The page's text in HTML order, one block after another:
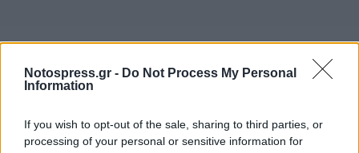
Notospress.gr - Do Not Process My Personal
Information
If you wish to opt-out of the sale, sharing to third parties, or
processing of your personal or sensitive information for